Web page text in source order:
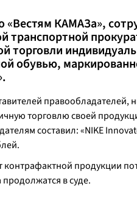
«Вестям КАМАЗа»,
транспортной
торговли
обувью,
правообладателей,
торговлю своей
составил: «NIKE
продукции
продолжатся в суде.